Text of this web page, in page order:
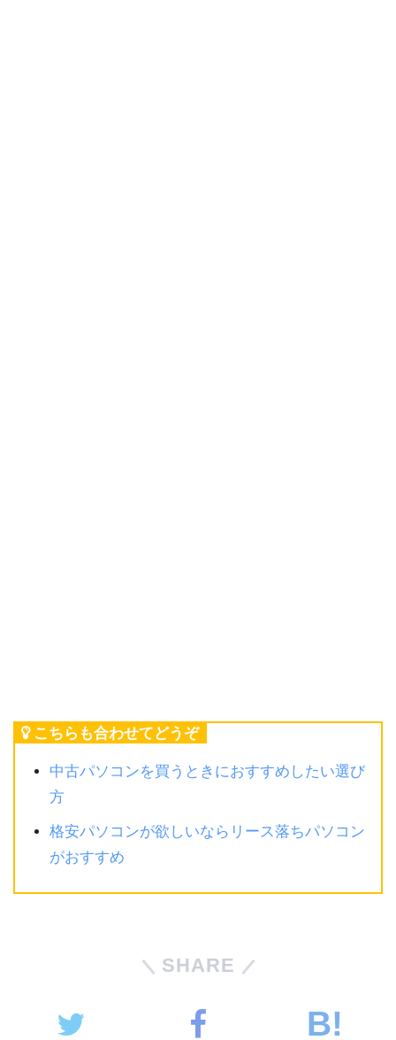
こちらも合わせてどうぞ
中古パソコンを買うときにおすすめしたい選び
方
格安パソコンが欲しいならリース落ちパソコン
がおすすめ
SHARE